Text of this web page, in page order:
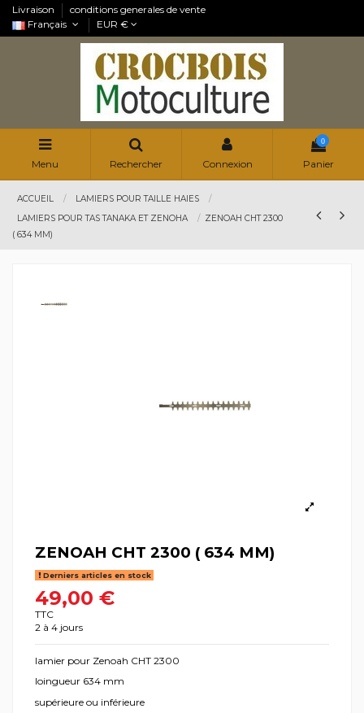
Livraison
conditions generales de vente
Français
EUR €
Menu Rechercher Connexion
0
Panier
ACCUEIL
LAMIERS POUR TAILLE HAIES
LAMIERS POUR TAS TANAKA ET ZENOHA
ZENOAH CHT 2300
( 634 MM)
ZENOAH CHT 2300 ( 634 MM)
Derniers articles en stock
49,00 €
TTC
2 à 4 jours
lamier pour Zenoah CHT 2300
loingueur 634 mm
supérieure ou inférieure